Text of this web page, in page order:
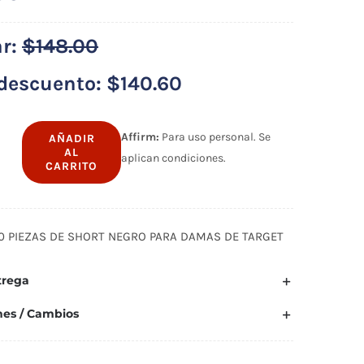
$148.00
$140.60
AÑADIR
AL
CARRITO
Affirm: Para uso personal. Se
aplican condiciones.
PIEZAS DE SHORT NEGRO PARA DAMAS DE TARGET
/ Cambios